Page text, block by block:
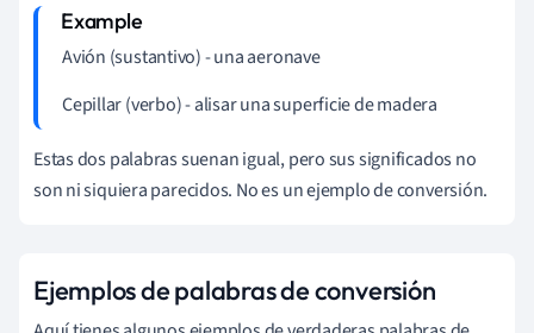
Avión (sustantivo) - una aeronave
Cepillar (verbo) - alisar una superficie de madera
Estas dos palabras suenan igual, pero sus significados no
son ni siquiera parecidos. No es un ejemplo de conversión.
Ejemplos de palabras de conversión